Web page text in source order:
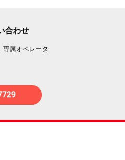
合わせ
専属オペレータ